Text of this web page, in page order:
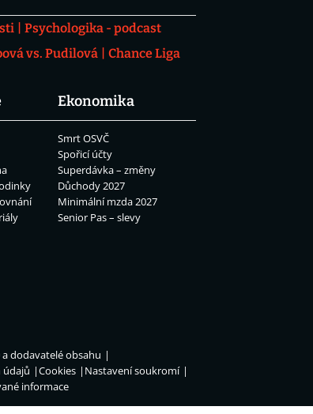
Psychologika - podcast
vs. Pudilová
Chance Liga
Ekonomika
Smrt OSVČ
Spořicí účty
Superdávka – změny
Důchody 2027
Minimální mzda 2027
Senior Pas – slevy
a dodavatelé obsahu
údajů Cookies
Nastavení soukromí
informace